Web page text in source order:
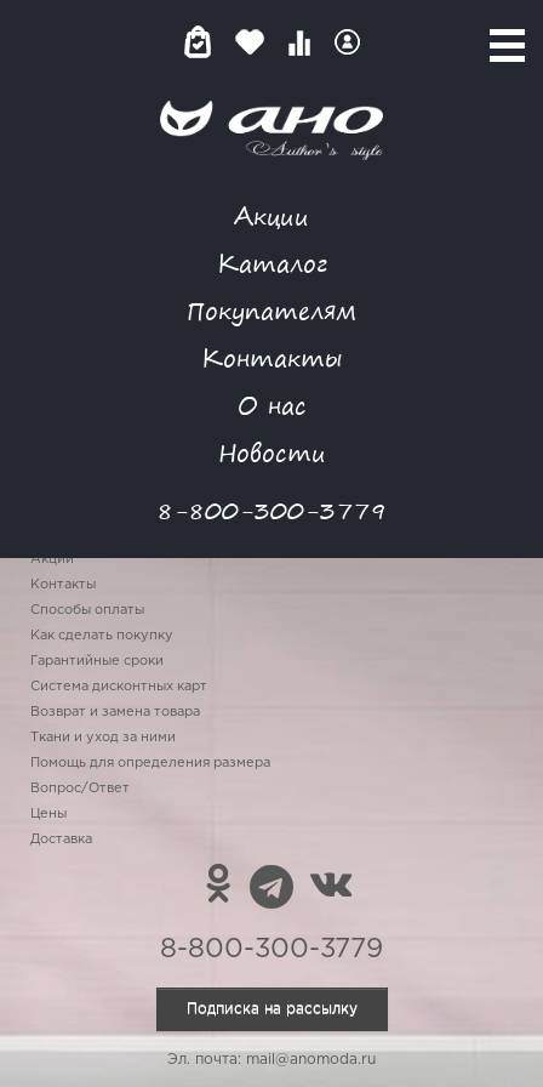
Акции
Каталог
Покупателям
Контакты
О нас
Новости
8-800-300-3779
GARDARIKA
Акции
Контакты
Способы оплаты
Как сделать покупку
Гарантийные сроки
Система дисконтных карт
Возврат и замена товара
Ткани и уход за ними
Помощь для определения размера
Вопрос/Ответ
Цены
Доставка
8-800-300-3779
Подписка на рассылку
Эл. почта: mail@anomoda.ru